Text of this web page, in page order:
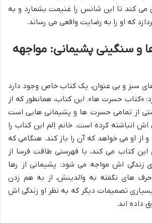
می کند تا این شانس را غنیمت بشمارد و به
که او را به رضایت واقعی می رساند.
و سنگینی پشیمانی: مواجهه
سبز و بی عنوان، یک کتاب خاص وجود دارد
«کتاب حسرت ها». این کتاب، همانطور که از
از تمامی حسرت ها و پشیمانی هایی است
اش انباشته کرده است. خانم اِلم این کتاب را
از او می خواهد که آن را باز کند. هنگامی که
این کتاب می کند، با فهرستی طاقت فرسا از
زندگی اش مواجه می شود: پشیمانی از رها
حرف های نگفته به والدینش، از به هم زدن
تصمیمات دیگر که به نظر او زندگی اش
داده اند.